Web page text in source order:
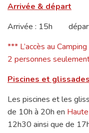
Arrivée & départ
Arrivée : 15h
*** L’accès au
2 personnes
Piscines et glissades
Les piscines et les
de 10h à 20h en
12h30 ainsi que de